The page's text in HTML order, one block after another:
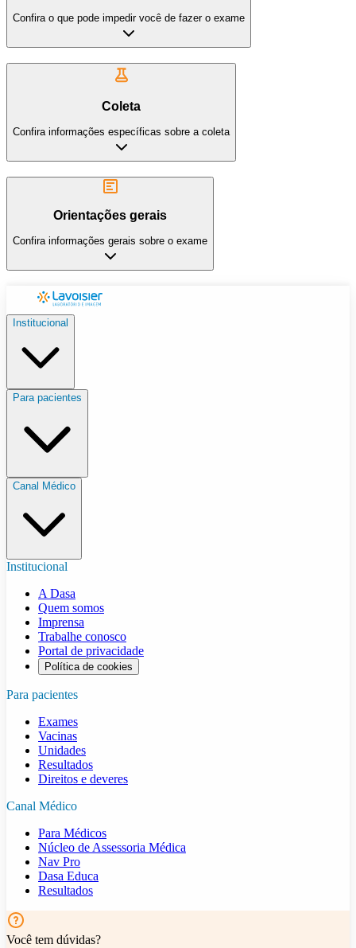
Confira o que pode impedir você de fazer o exame
Coleta
Confira informações específicas sobre a coleta
Orientações gerais
Confira informações gerais sobre o exame
Institucional
Para pacientes
Canal Médico
Institucional
A Dasa
Quem somos
Imprensa
Trabalhe conosco
Portal de privacidade
Política de cookies
Para pacientes
Exames
Vacinas
Unidades
Resultados
Direitos e deveres
Canal Médico
Para Médicos
Núcleo de Assessoria Médica
Nav Pro
Dasa Educa
Resultados
Você tem dúvidas?